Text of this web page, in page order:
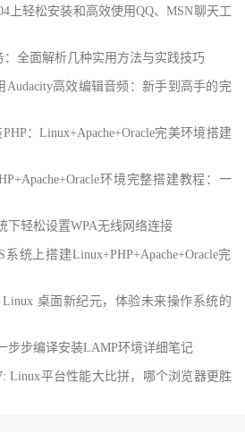
上轻松安装和高效使用QQ、MSN聊天工
全面解析几种实用方法与实践技巧
Audacity高效编辑音频：新手到高手的完
：Linux+Apache+Oracle完美环境搭建
环境完整搭建教程：一
下轻松设置WPA无线网络连接
统上搭建Linux+PHP+Apache+Oracle完
桌面新纪元，体验未来操作系统的
步步编译安装LAMP环境详细笔记
Linux平台性能大比拼，哪个浏览器更胜